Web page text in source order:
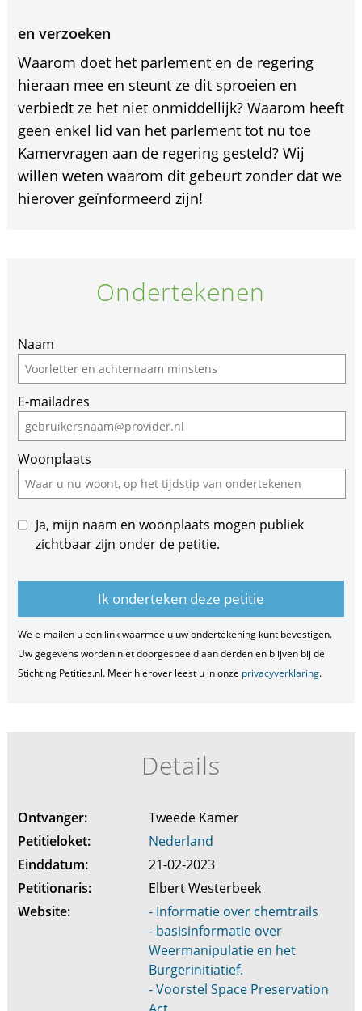
en verzoeken
Waarom doet het parlement en de regering
hieraan mee en steunt ze dit sproeien en
verbiedt ze het niet onmiddellijk? Waarom heeft
geen enkel lid van het parlement tot nu toe
Kamervragen aan de regering gesteld? Wij
willen weten waarom dit gebeurt zonder dat we
hierover geïnformeerd zijn!
Ondertekenen
Naam
E-mailadres
Woonplaats
Ja, mijn naam en woonplaats mogen publiek
zichtbaar zijn onder de petitie.
We e-mailen u een link waarmee u uw ondertekening kunt bevestigen.
Uw gegevens worden niet doorgespeeld aan derden en blijven bij de
Stichting Petities.nl. Meer hierover leest u in onze privacyverklaring.
Details
Ontvanger:
Tweede Kamer
Petitieloket:
Nederland
Einddatum:
21-02-2023
Petitionaris:
Elbert Westerbeek
Website:
- Informatie over chemtrails
- basisinformatie over
Weermanipulatie en het
Burgerinitiatief.
- Voorstel Space Preservation